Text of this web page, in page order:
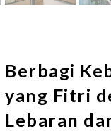
Berbagi
yang Fitri
Lebaran